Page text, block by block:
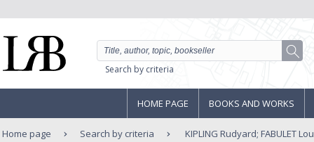
Search by criteria
HOME PAGE BOOKS AND WORKS
Home page Search by criteria KIPLING Rudyard; FABULET